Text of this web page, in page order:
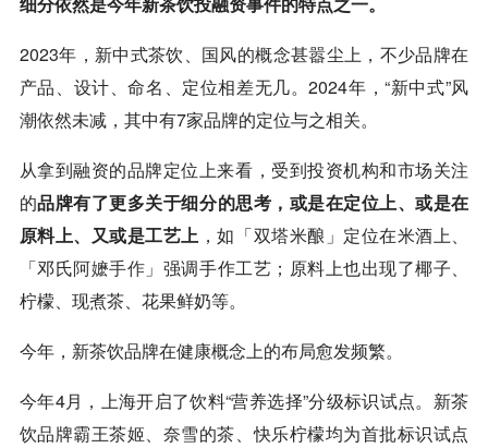
2023年，新中式茶饮、国风的概念甚嚣尘上，不少品牌在
产品、设计、命名、定位相差无几。2024年，“新中式”风
潮依然未减，其中有7家品牌的定位与之相关。
从拿到融资的品牌定位上来看，受到投资机构和市场关注
的品牌有了更多关于细分的思考，或是在定位上、或是在
原料上、又或是工艺上 ，如「双塔米酿」定位在米酒上、
「邓氏阿嬷手作 」强调手作工艺；原料上也出现了椰子、
柠檬、现煮茶、花果鲜奶等。
今年，新茶饮品牌在健康概念上的布局愈发频繁。
今年4月，上海开启了饮料“营养选择”分级标识试点。新茶
饮品牌霸王茶姬、奈雪的茶、快乐柠檬均为首批标识试点